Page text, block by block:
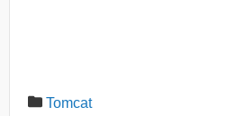
Tomcat